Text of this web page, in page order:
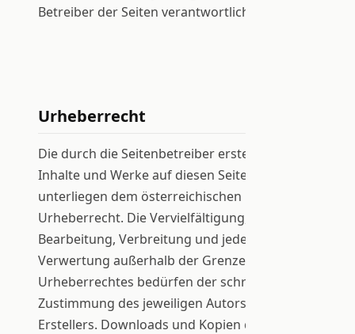
Betreiber der Seiten verantwortlich.
Urheberrecht
Die durch die Seitenbetreiber erstellten
Inhalte und Werke auf diesen Seiten
unterliegen dem österreichischen
Urheberrecht. Die Vervielfältigung,
Bearbeitung, Verbreitung und jede Art der
Verwertung außerhalb der Grenzen des
Urheberrechtes bedürfen der schriftlichen
Zustimmung des jeweiligen Autors bzw.
Erstellers. Downloads und Kopien dieser Seite